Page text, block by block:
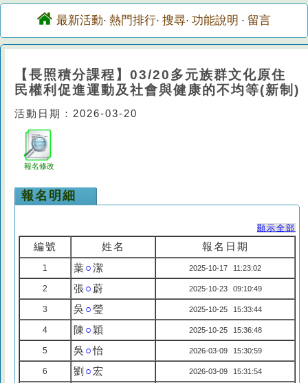
最新活動· 熱門排行· 搜尋· 功能說明 · 留言
【長照積分課程】03/20多元族群文化原住
民權利促進運動及社會與健康的不均等(新制)
活動日期：2026-03-20
報名修改
報名明細
顯示全部
編號 姓名 報名日期
1 葉○潔 2025-10-17 11:23:02
2 張○蔚 2025-10-23 09:10:49
3 吳 ○瑩 2025-10-25 15:33:44
4 陳 ○ 穎 2025-10-25 15:36:48
5 吳 ○怡 2026-03-09 15:30:59
6 劉 ○ 宏 2026-03-09 15:31:54